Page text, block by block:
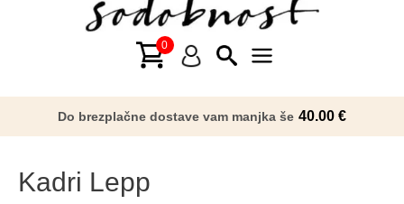
Menu
Do brezplačne dostave vam manjka še 40.00 €
Kadri Lepp